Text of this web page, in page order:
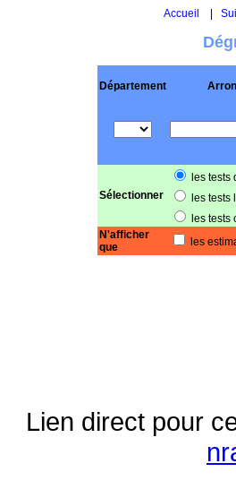
Accueil
Département
Sélectionner
les tests
les tests
les tests
N'afficher
que
les
Lien direct pour